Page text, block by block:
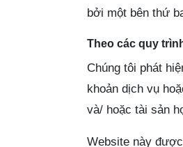
bởi một bên thứ
Theo các quy
Chúng tôi phát
khoản dịch vụ
và/ hoặc tài sản
Website này